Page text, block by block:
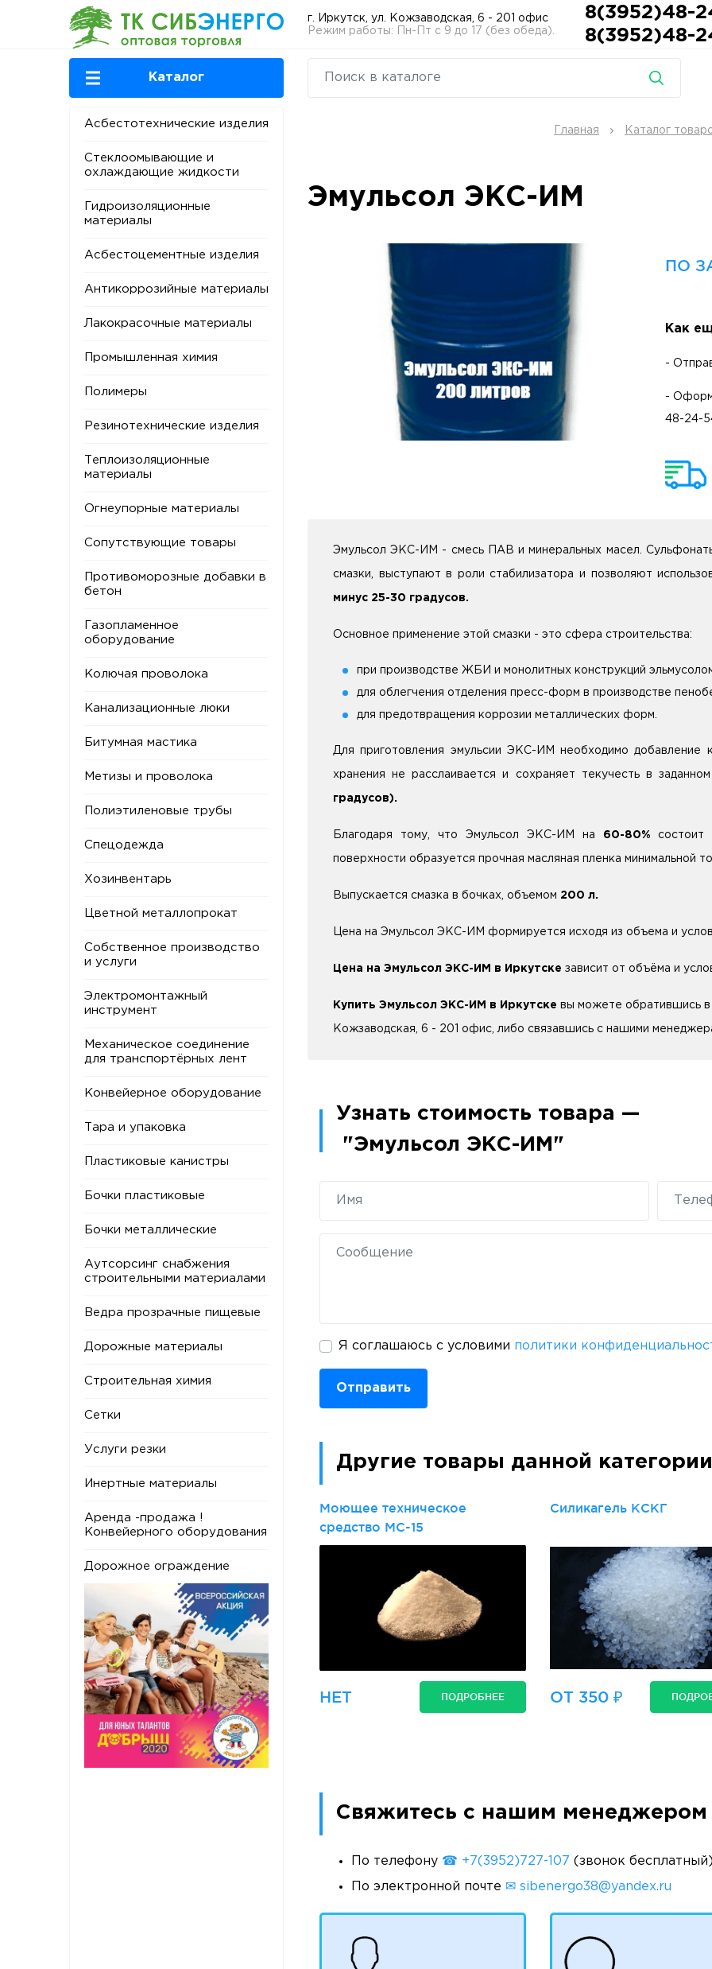
г. Иркутск, ул. Кожзаводская, 6 - 201 офис
Режим работы: Пн-Пт с 9 до 17 (без обеда).
8(3952)48-
8(3952)48-
Каталог
Асбестотехнические изделия
Стеклоомывающие и
охлаждающие жидкости
Гидроизоляционные
материалы
Асбестоцементные изделия
Антикоррозийные материалы
Лакокрасочные материалы
Промышленная химия
Полимеры
Резинотехнические изделия
Теплоизоляционные
материалы
Огнеупорные материалы
Сопутствующие товары
Противоморозные добавки в
бетон
Газопламенное
оборудование
Колючая проволока
Канализационные люки
Битумная мастика
Метизы и проволока
Полиэтиленовые трубы
Спецодежда
Хозинвентарь
Цветной металлопрокат
Собственное производство
и услуги
Электромонтажный
инструмент
Механическое соединение
для транспортёрных лент
Конвейерное оборудование
Тара и упаковка
Пластиковые канистры
Бочки пластиковые
Бочки металлические
Аутсорсинг снабжения
строительными материалами
Ведра прозрачные пищевые
Дорожные материалы
Строительная химия
Сетки
Услуги резки
Инертные материалы
Аренда -продажа !
Конвейерного оборудования
Дорожное ограждение
Главная Каталог
Эмульсол ЭКС-ИМ
ПО
Как
-
-
48-24-
Эмульсол ЭКС-ИМ - смесь ПАВ и минеральных масел.
смазки, выступают в роли стабилизатора и позволяют
минус 25-30 градусов.
Основное применение этой смазки - это сфера строительства:
при производстве ЖБИ и монолитных конструкций
для облегчения отделения пресс-форм в производстве
для предотвращения коррозии металлических форм.
Для приготовления эмульсии ЭКС-ИМ необходимо добавление
хранения не расслаивается и сохраняет текучесть в
градусов).
Благодаря тому, что Эмульсол ЭКС-ИМ на 60-80% состоит
поверхности образуется прочная масляная пленка минимальной
Выпускается смазка в бочках, объемом 200 л.
Цена на Эмульсол ЭКС-ИМ формируется исходя из объема и
Цена на Эмульсол ЭКС-ИМ в Иркутске зависит от объёма и
Купить Эмульсол ЭКС-ИМ в Иркутске вы можете обратившись в
Кожзаводская, 6 - 201 офис, либо связавшись с нашими
Узнать стоимость товара —
"Эмульсол ЭКС-ИМ"
Я соглашаюсь с условими политики
Отправить
Другие товары данной категории
Моющее техническое
средство МС-15
НЕТ ПОДРОБНЕЕ
Силикагель КСКГ
ОТ 350 ₽
Свяжитесь с нашим менеджером
По телефону ☎ +7(3952)727-107 (звонок
По электронной почте ✉ sibenergo38@yandex.ru